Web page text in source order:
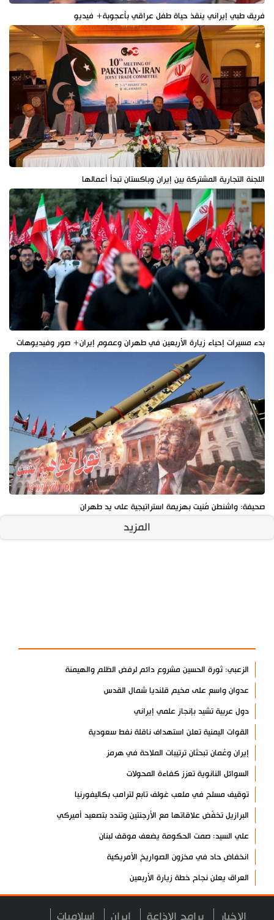
فريق طبي إيراني ينقذ حياة طفل عراقي بأعجوبة+ فيديو
اللجنة التجارية المشتركة بين إيران وباكستان تبدأ أعمالها
بدء مسيرات إحياء زيارة الأربعين في طهران وعموم إيران+ صور وفيديوهات
صحيفة: واشنطن مُنيت بهزيمة استراتيجية على يد طهران
المزيد
الزعبي: ثورة الحسين مشروع دائم لرفض الظلم والهيمنة
عدوان واسع على مخيم قلنديا شمال القدس
دول عربية تشيد بإنجاز علمي إيراني
القوات اليمنية تعلن استهداف ناقلة نفط سعودية
إيران وعُمان تبحثان ترتيبات الملاحة في هرمز
السوائل النانوية تعزز كفاءة المحولات
توقيف مسلح في ملعب غولف تابع لترامب بكاليفورنيا
البرازيل تخفّض علاقاتها مع الأرجنتين وتندد بتصعيد أميركي
علي السيد: صمت الحكومة يضعف موقف لبنان
انخفاض حاد في مخزون الصواريخ الأمريكية
العراق يعلن نجاح خطة زيارة الأربعين
رضائي: إيران جاهزة للدفاع عن سيادتها
الاخبار برامج الاذاعة ايران اسلاميات